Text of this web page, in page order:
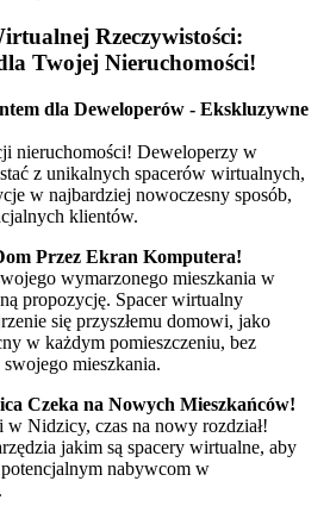
Rzeczywistości:
Twojej Nieruchomości!
dla Deweloperów - Ekskluzywne
nieruchomości! Deweloperzy w
z unikalnych spacerów wirtualnych,
w najbardziej nowoczesny sposób,
klientów.
Przez Ekran Komputera!
wymarzonego mieszkania w
propozycję. Spacer wirtualny
się przyszłemu domowi, jako
w każdym pomieszczeniu, bez
mieszkania.
Czeka na Nowych Mieszkańców!
w Nidzicy, czas na nowy rozdział!
jakim są spacery wirtualne, aby
nabywcom w